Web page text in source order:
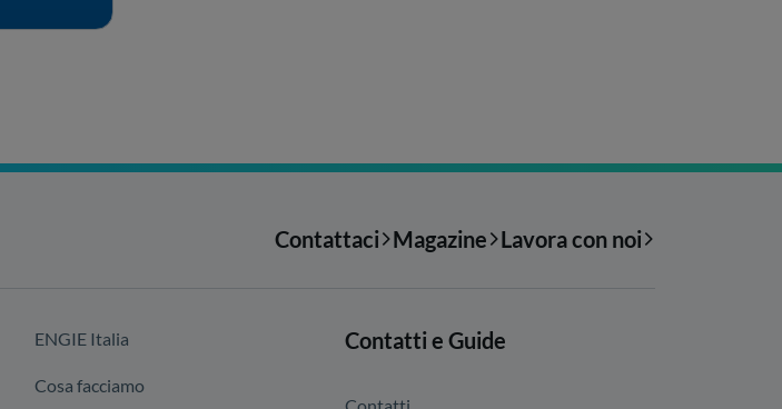
Contattaci Magazine Lavora con noi
ENGIE Italia
Cosa facciamo
Contatti e Guide